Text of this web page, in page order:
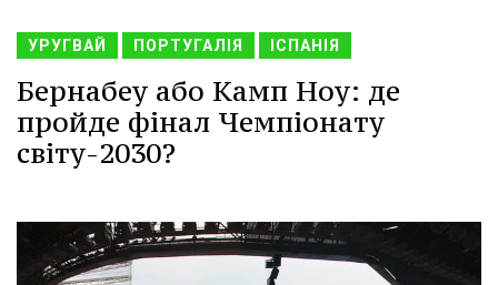
УРУГВАЙ ПОРТУГАЛІЯ ІСПАНІЯ
Бернабеу або Камп Ноу: де
пройде фінал Чемпіонату
світу-2030?